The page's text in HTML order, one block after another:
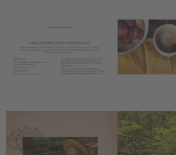
Sofort lieferbar
Youtube videos